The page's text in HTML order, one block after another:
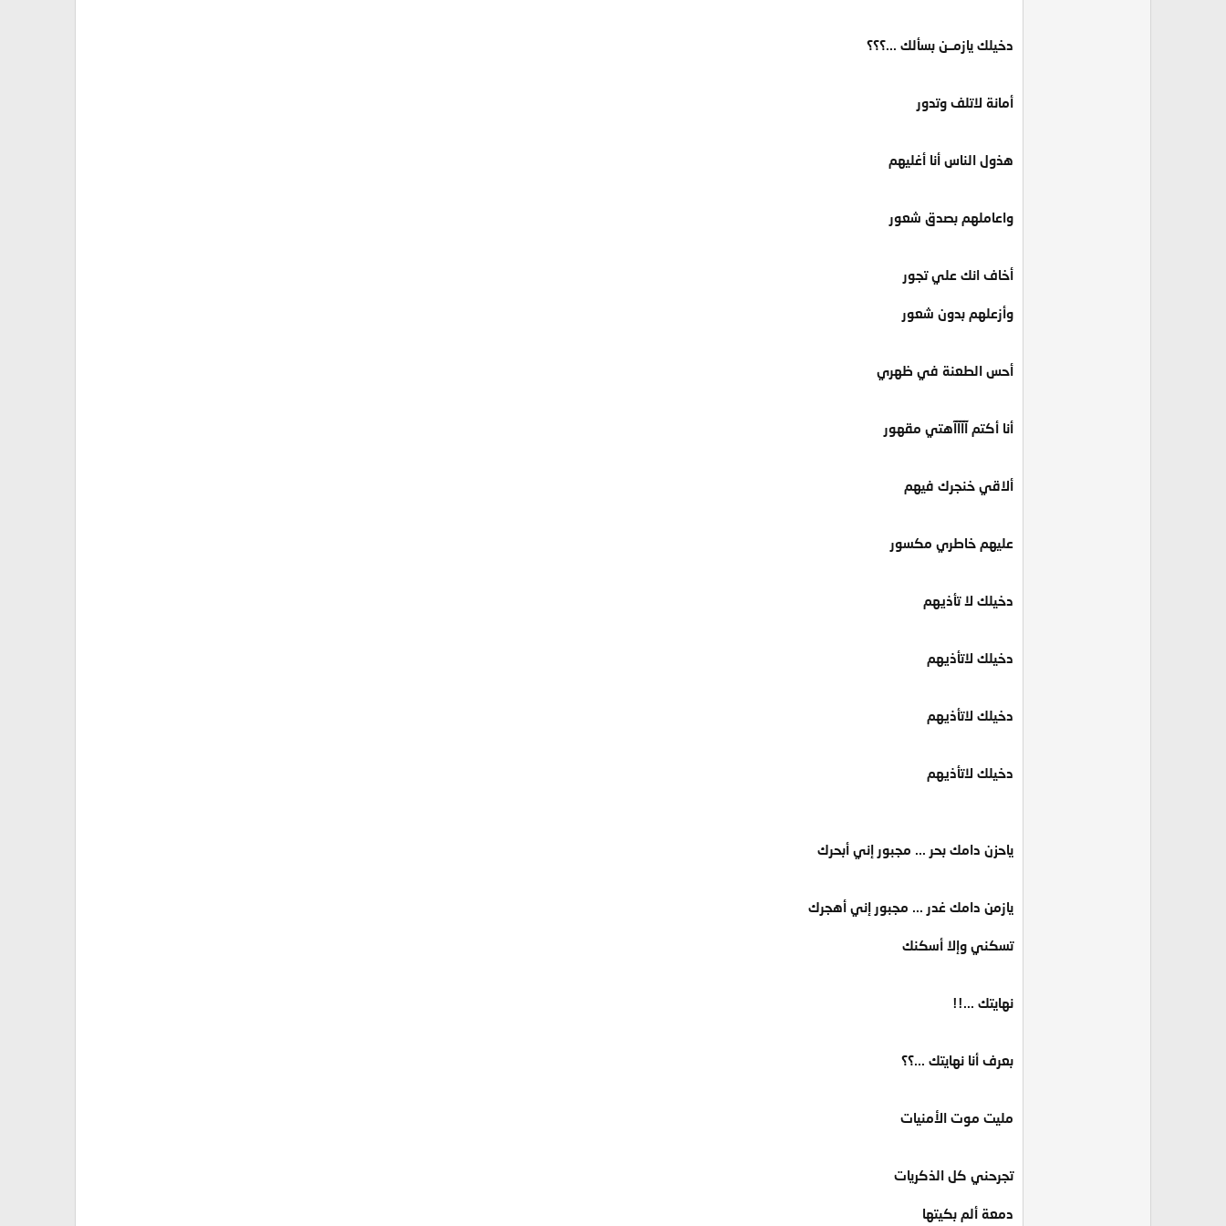
دخيلك يازمــن بسألك ...؟؟؟
أمانة لاتلف وتدور
هذول الناس أنا أغليهم
واعاملهم بصدق شعور
أخاف انك علي تجور
وأزعلهم بدون شعور
أحس الطعنة في ظهري
أنا أكتم آآآآهتي مقهور
ألاقي خنجرك فيهم
عليهم خاطري مكسور
دخيلك لا تأذيهم
دخيلك لاتأذيهم
دخيلك لاتأذيهم
دخيلك لاتأذيهم
ياحزن دامك بحر ... مجبور إني أبحرك
يازمن دامك غدر ... مجبور إني أهجرك
تسكني وإلا أسكنك
نهايتك ...!!
بعرف أنا نهايتك ...؟؟
مليت موت الأمنيات
تجرحني كل الذكريات
دمعة ألم بكيتها